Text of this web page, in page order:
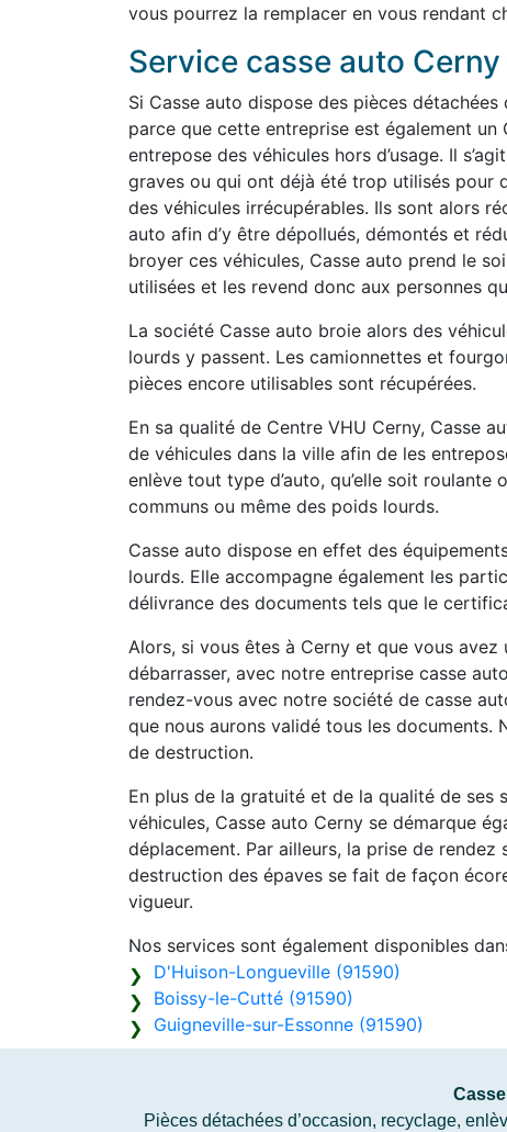
vous pourrez la remplacer en vous rendant
Service casse auto
Si Casse auto dispose des pièces
parce que cette entreprise est également un
entrepose des véhicules hors d’usage. Il
graves ou qui ont déjà été trop utilisés pour
des véhicules irrécupérables. Ils sont alors
auto afin d’y être dépollués, démontés et
broyer ces véhicules, Casse auto prend le
utilisées et les revend donc aux personnes
La société Casse auto broie alors des
lourds y passent. Les camionnettes et
pièces encore utilisables sont récupérées.
En sa qualité de Centre VHU Cerny, Casse
de véhicules dans la ville afin de les
enlève tout type d’auto, qu’elle soit
communs ou même des poids lourds.
Casse auto dispose en effet des
lourds. Elle accompagne également les
délivrance des documents tels que le
Alors, si vous êtes à Cerny et que vous
débarrasser, avec notre entreprise casse
rendez-vous avec notre société de casse
que nous aurons validé tous les
de destruction.
En plus de la gratuité et de la qualité de ses
véhicules, Casse auto Cerny se démarque
déplacement. Par ailleurs, la prise de
destruction des épaves se fait de façon
vigueur.
Nos services sont également disponibles
D'Huison-Longueville (91590)
Boissy-le-Cutté (91590)
Guigneville-sur-Essonne (91590)
Pièces détachées d’occasion, recyclage,